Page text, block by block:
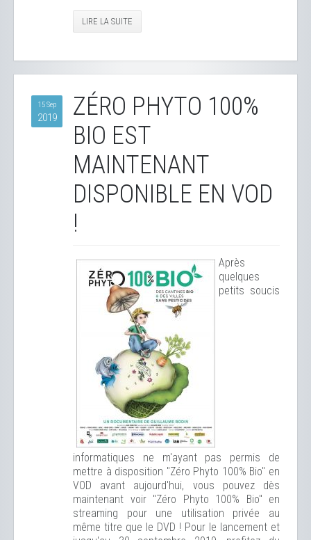
LIRE LA SUITE
15 Sep
2019
ZÉRO PHYTO 100%
BIO EST
MAINTENANT
DISPONIBLE EN VOD
!
Après
quelques
petits soucis
informatiques ne m'ayant pas permis de
mettre à disposition "Zéro Phyto 100% Bio" en
VOD avant aujourd'hui, vous pouvez dès
maintenant voir "Zéro Phyto 100% Bio" en
streaming pour une utilisation privée au
même titre que le DVD ! Pour le lancement et